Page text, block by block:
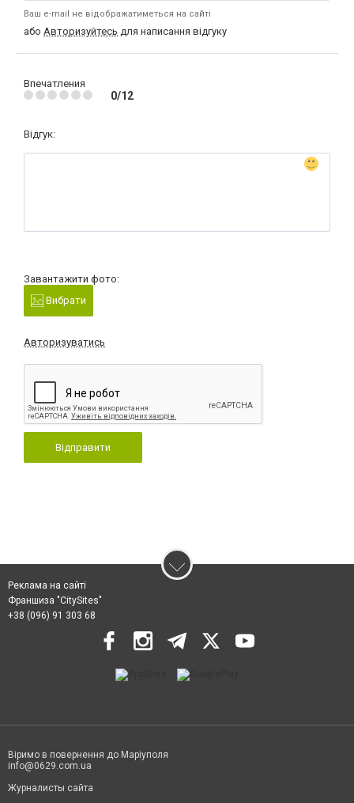
Ваш e-mail не відображатиметься на сайті
або Авторизуйтесь для написання відгуку
Впечатления
0/12
Відгук:
Завантажити фото:
Вибрати
Авторизуватись
Відправити
Реклама на сайті
Франшиза "CitySites"
+38 (096) 91 303 68
Віримо в повернення до Маріуполя
info@0629.com.ua
Журналисты сайта